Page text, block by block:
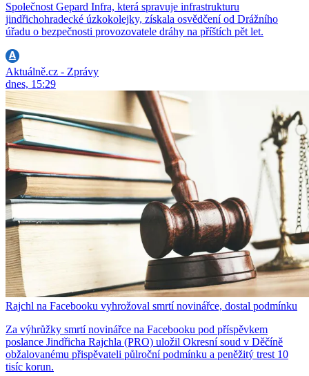
Společnost Gepard Infra, která spravuje infrastrukturu
jindřichohradecké úzkokolejky, získala osvědčení od Drážního
úřadu o bezpečnosti provozovatele dráhy na příštích pět let.
Aktuálně.cz - Zprávy
dnes, 15:29
Rajchl na Facebooku vyhrožoval smrtí novinářce, dostal podmínku
Za výhrůžky smrtí novinářce na Facebooku pod příspěvkem
poslance Jindřicha Rajchla (PRO) uložil Okresní soud v Děčíně
obžalovanému přispěvateli půlroční podmínku a peněžitý trest 10
tisíc korun.